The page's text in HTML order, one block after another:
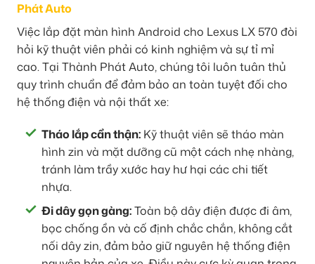
Phát Auto
Việc lắp đặt màn hình Android cho Lexus LX 570 đòi
hỏi kỹ thuật viên phải có kinh nghiệm và sự tỉ mỉ
cao. Tại Thành Phát Auto, chúng tôi luôn tuân thủ
quy trình chuẩn để đảm bảo an toàn tuyệt đối cho
hệ thống điện và nội thất xe:
Tháo lắp cẩn thận: Kỹ thuật viên sẽ tháo màn
hình zin và mặt dưỡng cũ một cách nhẹ nhàng,
tránh làm trầy xước hay hư hại các chi tiết
nhựa.
Đi dây gọn gàng:Toàn bộ dây điện được đi âm,
bọc chống ồn và cố định chắc chắn, không cắt
nối dây zin, đảm bảo giữ nguyên hệ thống điện